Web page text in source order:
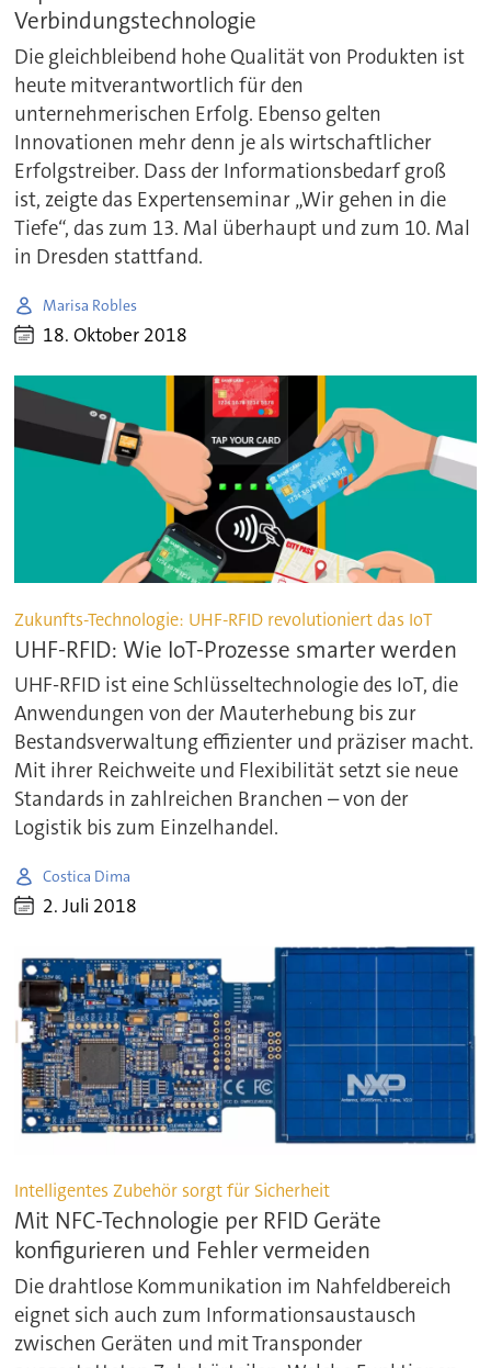
Verbindungstechnologie
Die gleichbleibend hohe Qualität von Produkten ist
heute mitverantwortlich für den
unternehmerischen Erfolg. Ebenso gelten
Innovationen mehr denn je als wirtschaftlicher
Erfolgstreiber. Dass der Informationsbedarf groß
ist, zeigte das Expertenseminar „Wir gehen in die
Tiefe“, das zum 13. Mal überhaupt und zum 10. Mal
in Dresden stattfand.
Marisa Robles
18. Oktober 2018
Zukunfts-Technologie: UHF-RFID revolutioniert das IoT
UHF-RFID: Wie IoT-Prozesse smarter werden
UHF-RFID ist eine Schlüsseltechnologie des IoT, die
Anwendungen von der Mauterhebung bis zur
Bestandsverwaltung effizienter und präziser macht.
Mit ihrer Reichweite und Flexibilität setzt sie neue
Standards in zahlreichen Branchen – von der
Logistik bis zum Einzelhandel.
Costica Dima
2. Juli 2018
Intelligentes Zubehör sorgt für Sicherheit
Mit NFC-Technologie per RFID Geräte
konfigurieren und Fehler vermeiden
Die drahtlose Kommunikation im Nahfeldbereich
eignet sich auch zum Informationsaustausch
zwischen Geräten und mit Transponder